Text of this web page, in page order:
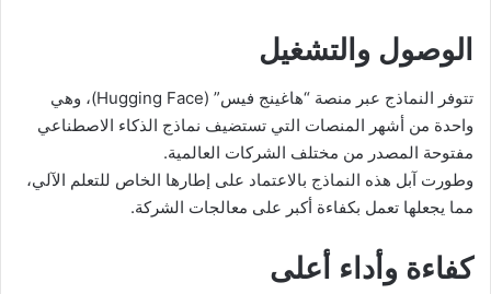
الوصول والتشغيل
تتوفر النماذج عبر منصة “هاغينج فيس” (Hugging Face)، وهي
واحدة من أشهر المنصات التي تستضيف نماذج الذكاء الاصطناعي
مفتوحة المصدر من مختلف الشركات العالمية.
وطورت آبل هذه النماذج بالاعتماد على إطارها الخاص للتعلم الآلي،
مما يجعلها تعمل بكفاءة أكبر على معالجات الشركة.
كفاءة وأداء أعلى